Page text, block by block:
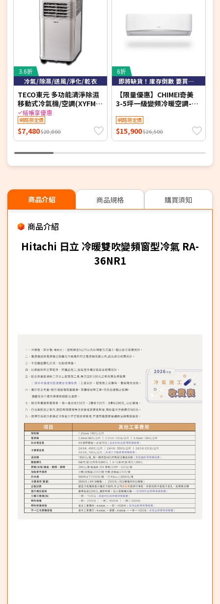
3.6折
冷氣/除濕/送風/淨化/乾衣
TECO東元 多功能清淨除濕
移動式冷氣機/空調(XYFMP-
1701FC)
結帳享優惠
網路限定價
$7,480$20,800
6折
即將缺貨！庫存倒數 要買要快！
【限量優惠】CHIMEI奇美
3-5坪一級變頻冷暖空調-星
S29HG1 【含基本安裝+舊
機回收】【加贈2000元好禮
+1年安裝保固】
網路限定價
$15,900$26,500
商品介紹 商品規格 購買須知
商品介紹
Hitachi 日立 冷暖雙吹變頻窗型冷氣 RA-
36NR1